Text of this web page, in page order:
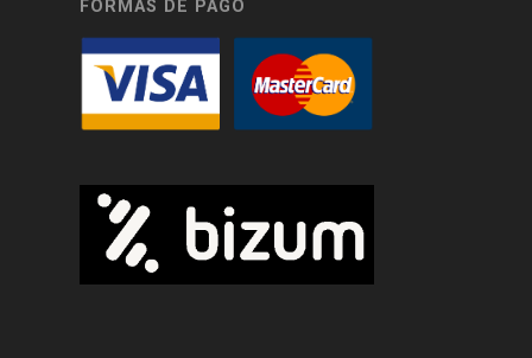
FORMAS DE PAGO